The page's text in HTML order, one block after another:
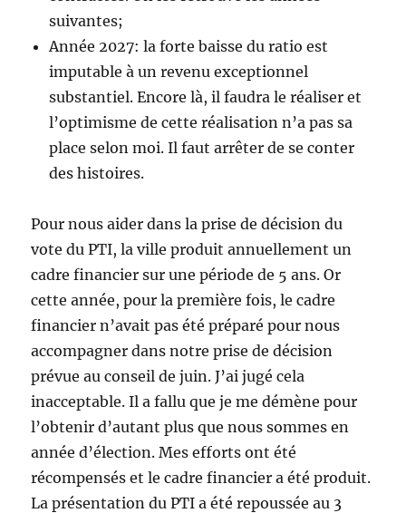
suivantes;
Année 2027: la forte baisse du ratio est
imputable à un revenu exceptionnel
substantiel. Encore là, il faudra le réaliser et
l’optimisme de cette réalisation n’a pas sa
place selon moi. Il faut arrêter de se conter
des histoires.
Pour nous aider dans la prise de décision du
vote du PTI, la ville produit annuellement un
cadre financier sur une période de 5 ans. Or
cette année, pour la première fois, le cadre
financier n’avait pas été préparé pour nous
accompagner dans notre prise de décision
prévue au conseil de juin. J’ai jugé cela
inacceptable. Il a fallu que je me démène pour
l’obtenir d’autant plus que nous sommes en
année d’élection. Mes efforts ont été
récompensés et le cadre financier a été produit.
La présentation du PTI a été repoussée au 3